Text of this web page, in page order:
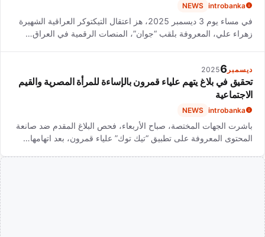
introbanka
NEWS
في مساء يوم 3 ديسمبر 2025، هز اعتقال التيكتوكر العراقية الشهيرة
زهراء علي، المعروفة بلقب “جوان”، المنصات الرقمية في العراق…
ديسمبر 6
2025
تحقيق في بلاغ يتهم علياء قمرون بالإساءة للمرأة المصرية والقيم
الاجتماعية
introbanka
NEWS
باشرت الجهات المختصة، صباح الأربعاء، فحص البلاغ المقدم ضد صانعة
المحتوى المعروفة على تطبيق “تيك توك” علياء قمرون، بعد اتهامها…